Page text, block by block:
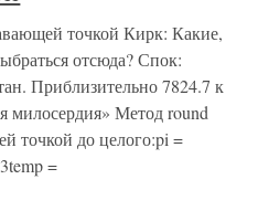
точкой Кирк: Какие,
отсюда? Спок:
Приблизительно 7824.7 к
милосердия» Метод round
точкой до целого:pi =
=